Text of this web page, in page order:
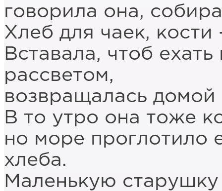
говорила она,
Хлеб для чаек, кости
Вставала, чтоб
рассветом,
возвращалась домой
В то утро она тоже
но море проглотило
хлеба.
Маленькую